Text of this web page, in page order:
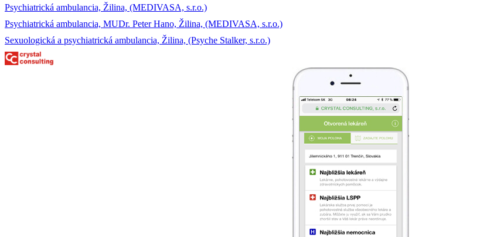
Psychiatrická ambulancia, Žilina, (MEDIVASA, s.r.o.)
Psychiatrická ambulancia, MUDr. Peter Hano, Žilina, (MEDIVASA, s.r.o.)
Sexuologická a psychiatrická ambulancia, Žilina, (Psyche Stalker, s.r.o.)